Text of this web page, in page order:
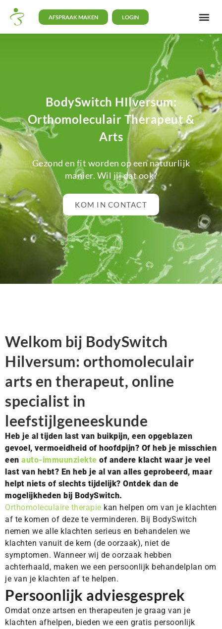
AFSPRAAK MAKEN LOGIN
BodySwitch HIlversum:
Orthomoleculair Therapeut &
Arts
Gezond en fit worden op een natuurlijk
manier. Wil jij dat ook?
KOM IN CONTACT
Welkom bij BodySwitch
Hilversum: orthomoleculair
arts en therapeut, online
specialist in
leefstijlgeneeskunde
Heb je al tijden last van buikpijn, een opgeblazen
gevoel, vermoeidheid of hoofdpijn? Of heb je misschien
een auto-immuunziekte of andere klacht waar je veel
last van hebt? En heb je al van alles geprobeerd, maar
helpt niets of slechts tijdelijk? Ontdek dan de
mogelijkheden bij BodySwitch.
Orthomoleculaire therapie kan helpen om van je klachten
af te komen of deze te verminderen. Bij BodySwitch
nemen we alle klachten serieus en behandelen we
klachten vanuit de kern (de oorzaak), niet de
symptomen. Wanneer wij de oorzaak hebben
achterhaald, maken we een persoonlijk behandelplan om
je van je klachten af te helpen.
Persoonlijk adviesgesprek
Omdat onze artsen en therapeuten je graag van je
klachten afhelpen, bieden we een gratis persoonlijk